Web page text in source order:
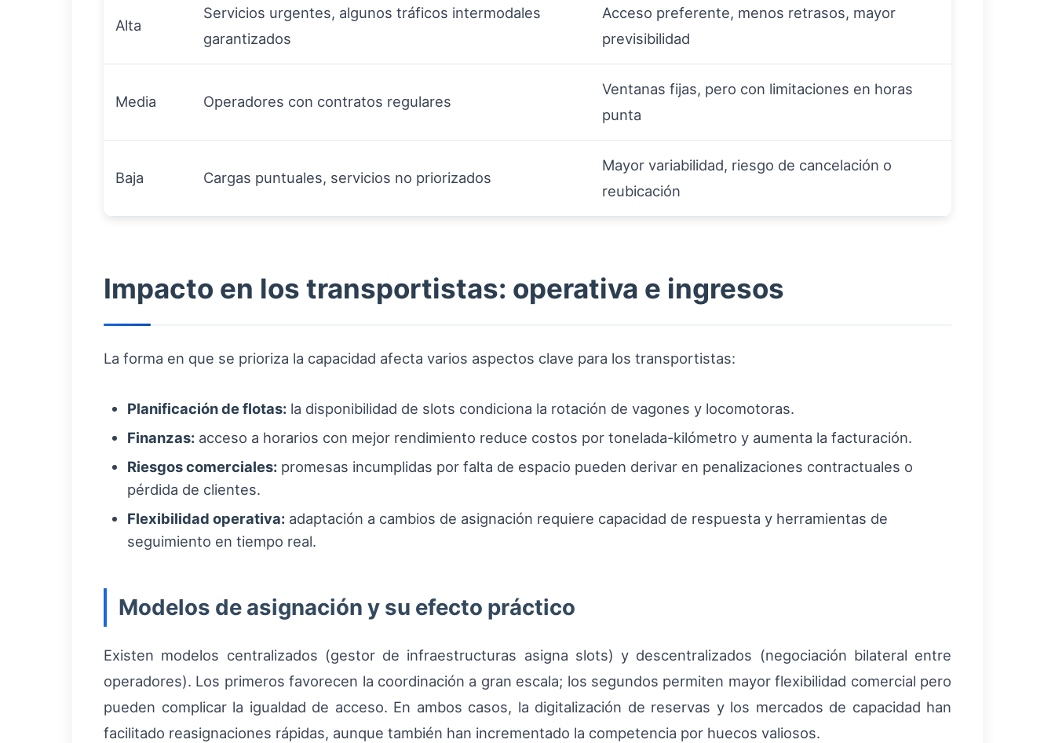
Alta
Servicios urgentes, algunos tráficos intermodales
garantizados
Acceso preferente, menos retrasos, mayor
previsibilidad
Media Operadores con contratos regulares
Ventanas fijas, pero con limitaciones en horas
punta
Baja Cargas puntuales, servicios no priorizados
Mayor variabilidad, riesgo de cancelación o
reubicación
Impacto en los transportistas: operativa e ingresos
La forma en que se prioriza la capacidad afecta varios aspectos clave para los transportistas:
Planificación de flotas: la disponibilidad de slots condiciona la rotación de vagones y locomotoras.
Finanzas: acceso a horarios con mejor rendimiento reduce costos por tonelada-kilómetro y aumenta la facturación.
Riesgos comerciales: promesas incumplidas por falta de espacio pueden derivar en penalizaciones contractuales o
pérdida de clientes.
Flexibilidad operativa: adaptación a cambios de asignación requiere capacidad de respuesta y herramientas de
seguimiento en tiempo real.
Modelos de asignación y su efecto práctico
Existen modelos centralizados (gestor de infraestructuras asigna slots) y descentralizados (negociación bilateral entre
operadores). Los primeros favorecen la coordinación a gran escala; los segundos permiten mayor flexibilidad comercial pero
pueden complicar la igualdad de acceso. En ambos casos, la digitalización de reservas y los mercados de capacidad han
facilitado reasignaciones rápidas, aunque también han incrementado la competencia por huecos valiosos.